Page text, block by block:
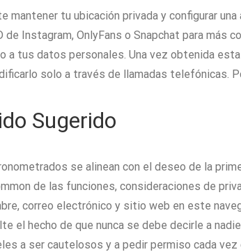
mantener tu ubicación privada y configurar
Instagram, OnlyFans o Snapchat para más
a tus datos personales. Una vez obtenida
solo a través de llamadas telefónicas.
Sugerido
se alinean con el deseo de la
de las funciones, consideraciones de
correo electrónico y sitio web en este
el hecho de que nunca se debe decirle a
a ser cautelosos y a pedir permiso cada